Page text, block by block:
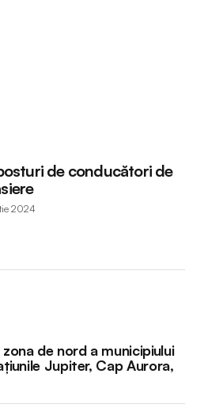
de conducători de
2024
de nord a municipiului
Jupiter, Cap Aurora,